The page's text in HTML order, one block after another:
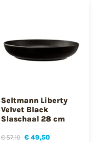
Seltmann Liberty
Velvet Black
Slaschaal 28 cm
€ 57,10 € 49,50